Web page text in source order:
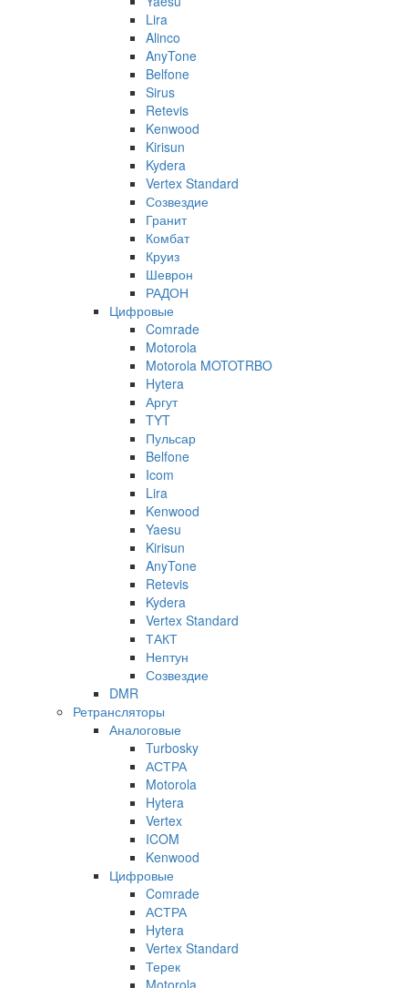
Lira
Alinco
AnyTone
Belfone
Sirus
Retevis
Kenwood
Kirisun
Kydera
Vertex Standard
Созвездие
Гранит
Комбат
Круиз
Шеврон
РАДОН
Цифровые
Comrade
Motorola
Motorola MOTOTRBO
Hytera
Аргут
TYT
Пульсар
Belfone
Icom
Lira
Kenwood
Yaesu
Kirisun
AnyTone
Retevis
Kydera
Vertex Standard
ТАКТ
Нептун
Созвездие
DMR
Ретрансляторы
Аналоговые
Turbosky
АСТРА
Motorola
Hytera
Vertex
ICOM
Kenwood
Цифровые
Comrade
АСТРА
Hytera
Vertex Standard
Терек
Motorola